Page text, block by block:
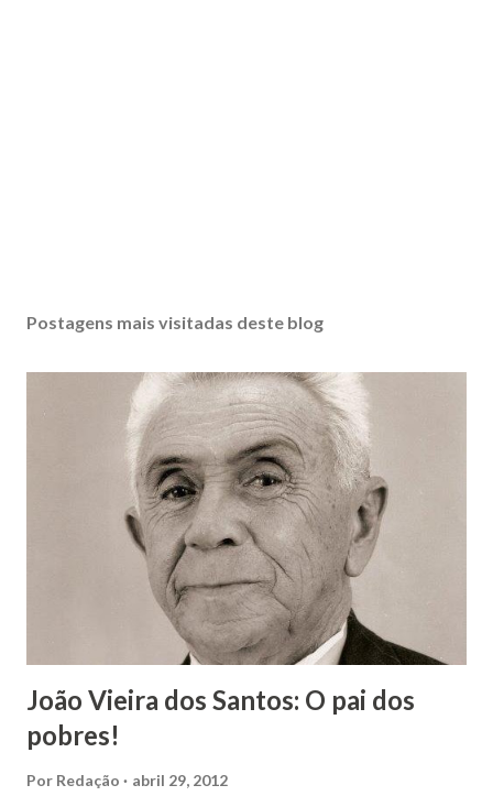
Postagens mais visitadas deste blog
João Vieira dos Santos: O pai dos
pobres!
Por Redação abril 29, 2012